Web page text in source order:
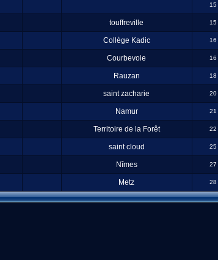
touffreville
Collège Kadic
Courbevoie
Rauzan
saint zacharie 20
Namur 21
Territoire de la Forêt 22
saint cloud 25
Nîmes 27
Metz 28